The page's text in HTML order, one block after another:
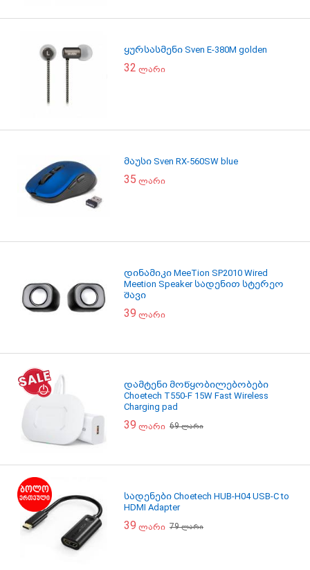
ყურსასმენი Sven E-380M golden
32 ლარი
მაუსი Sven RX-560SW blue
35 ლარი
დინამიკი MeeTion SP2010 Wired
Meetion Speaker სადენით სტერეო
შავი
39 ლარი
დამტენი მოწყობილებობები
Choetech T550-F 15W Fast Wireless
Charging pad
39 ლარი 69ლარი
სადენები Choetech HUB-H04 USB-C to
HDMI Adapter
39 ლარი 79ლარი